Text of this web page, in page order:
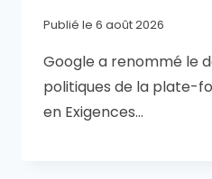
Publié le 6 août 2026
Google a renommé le
politiques de la plate-
en Exigences…